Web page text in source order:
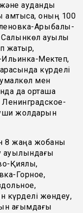
аудандық
оның 100
Арықбалық-
ауылы
жатыр,
Мектеп,
күрделі
мен
да орташа
жолдарын
8 жаңа жобаны
ауылындағы
Қиялы,
Горное,
күрделі жөндеу,
ағымдағы